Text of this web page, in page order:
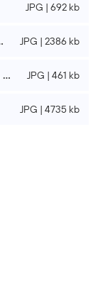
JPG | 692 kb
JPG | 2386 kb
JPG | 461 kb
JPG | 4735 kb